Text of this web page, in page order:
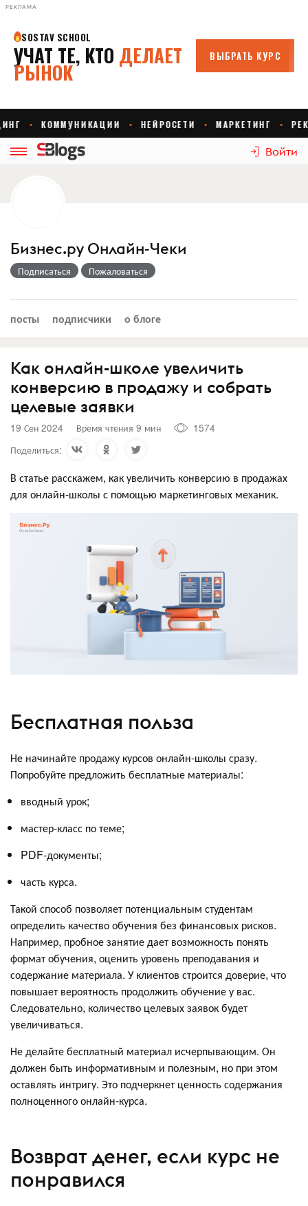
РЕКЛАМА
Войти
Бизнес.ру Онлайн-Чеки
Подписаться Пожаловаться
посты подписчики о блоге
Как онлайн-школе увеличить
конверсию в продажу и собрать
целевые заявки
19 Сен 2024 Время чтения 9 мин
1574
Поделиться:
В статье расскажем, как увеличить конверсию в продажах
для онлайн-школы с помощью маркетинговых механик.
Бесплатная польза
Не начинайте продажу курсов онлайн-школы сразу.
Попробуйте предложить бесплатные материалы:
вводный урок;
мастер-класс по теме;
PDF-документы;
часть курса.
Такой способ позволяет потенциальным студентам
определить качество обучения без финансовых рисков.
Например, пробное занятие дает возможность понять
формат обучения, оценить уровень преподавания и
содержание материала. У клиентов строится доверие, что
повышает вероятность продолжить обучение у вас.
Следовательно, количество целевых заявок будет
увеличиваться.
Не делайте бесплатный материал исчерпывающим. Он
должен быть информативным и полезным, но при этом
оставлять интригу. Это подчеркнет ценность содержания
полноценного онлайн-курса.
Возврат денег, если курс не
понравился